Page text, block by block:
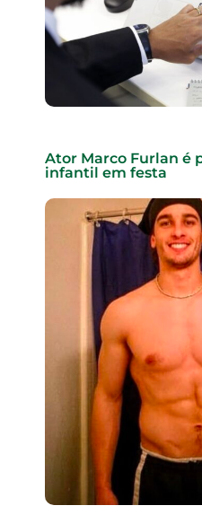
Ator Marco Furlan é
infantil em festa